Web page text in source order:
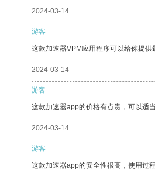
2024-03-14
游客
这款加速器VPM应用程序可以给你提供
2024-03-14
游客
这款加速器app的价格有点贵，可以适
2024-03-14
游客
这款加速器app的安全性很高，使用过